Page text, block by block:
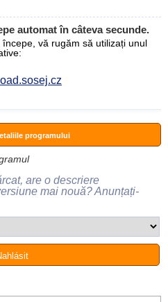
automat în câteva secunde.
vă rugăm să utilizați unul
programului
are o descriere
mai nouă? Anunțați-